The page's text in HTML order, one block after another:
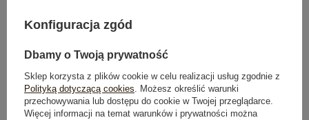
OPIS PRODUKTU
GŁÓWNE PARAMETRY
Konfiguracja zgód
Dbamy o Twoją prywatność
Sklep korzysta z plików cookie w celu realizacji usług zgodnie z
Polityką dotyczącą cookies. Możesz określić warunki
przechowywania lub dostępu do cookie w Twojej przeglądarce.
Więcej informacji na temat warunków i prywatności można